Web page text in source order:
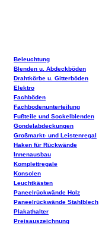
Beleuchtung
Blenden u. Abdeckböden
Drahtkörbe u. Gitterböden
Elektro
Fachböden
Fachbodenunterteilung
Fußteile und Sockelblenden
Gondelabdeckungen
Großmarkt- und Leistenregal
Haken für Rückwände
Innenausbau
Komplettregale
Konsolen
Leuchtkästen
Paneelrückwände Holz
Paneelrückwände Stahlblech
Plakathalter
Preisauszeichnung